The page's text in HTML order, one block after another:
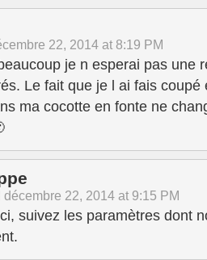
22, 2014 at 8:19 PM
je n esperai pas une
Le fait que je l ai fais coupé
ma cocotte en fonte ne
décembre 22, 2014 at 9:15 PM
suivez les paramètres dont